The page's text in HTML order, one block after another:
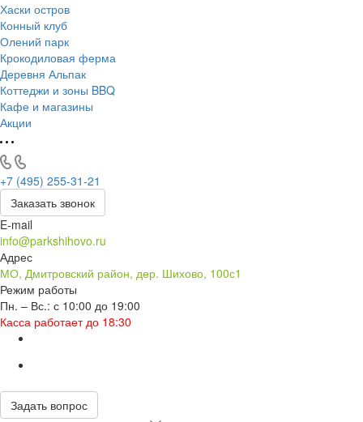
Хаски остров
Конный клуб
Олений парк
Крокодиловая ферма
Деревня Альпак
Коттеджи и зоны BBQ
Кафе и магазины
Акции
+7 (495) 255-31-21
Заказать звонок
E-mail
info@parkshihovo.ru
Адрес
МО, Дмитровский район, дер. Шихово, 100с1
Режим работы
Пн. – Вс.: с 10:00 до 19:00
Касса работает до 18:30
Задать вопрос